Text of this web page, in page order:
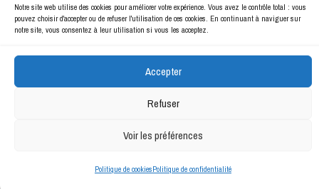
Notre site web utilise des cookies pour améliorer votre expérience. Vous avez le contrôle total : vous
pouvez choisir d'accepter ou de refuser l'utilisation de ces cookies. En continuant à naviguer sur
notre site, vous consentez à leur utilisation si vous les acceptez.
Accepter
Refuser
Voir les préférences
Politique de cookiesPolitique de confidentialité